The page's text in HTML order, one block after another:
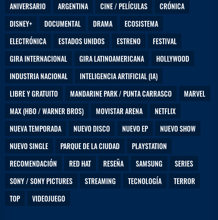
ANIVERSARIO
ARGENTINA CINE / PELÍCULAS
CRÓNICA
DISNEY+
DOCUMENTAL DRAMA
ECOSISTEMA
ELECTRÓNICA
ESTADOS UNIDOS ESTRENO
FESTIVAL
GIRA INTERNACIONAL
GIRA LATINOAMERICANA
HOLLYWOOD
INDUSTRIA NACIONAL
INTELIGENCIA ARTIFICIAL (IA)
LIBRE Y GRATUITO
MANDARINE PARK / PUNTA CARRASCO
MARVEL
MAX (HBO / WARNER BROS)
MOVISTAR ARENA
NETFLIX
NUEVA TEMPORADA
NUEVO DISCO NUEVO EP
NUEVO SHOW
NUEVO SINGLE
PARQUE DE LA CIUDAD
PLAYSTATION
RECOMENDACIÓN
RED HAT RESEÑA SAMSUNG
SERIES
SONY / SONY PICTURES
STREAMING TECNOLOGÍA
TERROR
TOP
VIDEOJUEGO